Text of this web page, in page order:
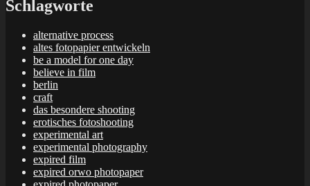
Schlagworte
alternative process
altes fotopapier entwickeln
be a model for one day
believe in film
berlin
craft
das besondere shooting
erotisches fotoshooting
experimental art
experimental photography
expired film
expired orwo photopaper